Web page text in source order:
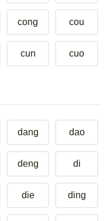
cong cou
cun cuo
dang dao
deng di
die ding